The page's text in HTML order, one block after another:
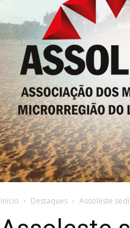
Início Destaques Assoleste